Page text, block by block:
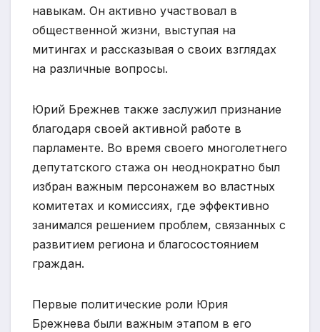
навыкам. Он активно участвовал в
общественной жизни, выступая на
митингах и рассказывая о своих взглядах
на различные вопросы.
Юрий Брежнев также заслужил признание
благодаря своей активной работе в
парламенте. Во время своего многолетнего
депутатского стажа он неоднократно был
избран важным персонажем во властных
комитетах и комиссиях, где эффективно
занимался решением проблем, связанных с
развитием региона и благосостоянием
граждан.
Первые политические роли Юрия
Брежнева были важным этапом в его